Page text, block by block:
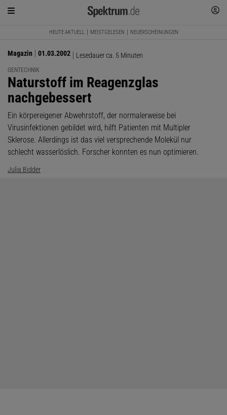
HEUTE AKTUELL MEISTGELESEN NEUERSCHEINUNGEN
Magazin 01.03.2002 Lesedauer ca. 5 Minuten
GENTECHNIK
:
Naturstoff im Reagenzglas
nachgebessert
Ein körpereigener Abwehrstoff, der normalerweise bei
Virusinfektionen gebildet wird, hilft Patienten mit Multipler
Sklerose. Allerdings ist das viel versprechende Molekül nur
schlecht wasserlöslich. Forscher konnten es nun optimieren.
Julia Bidder